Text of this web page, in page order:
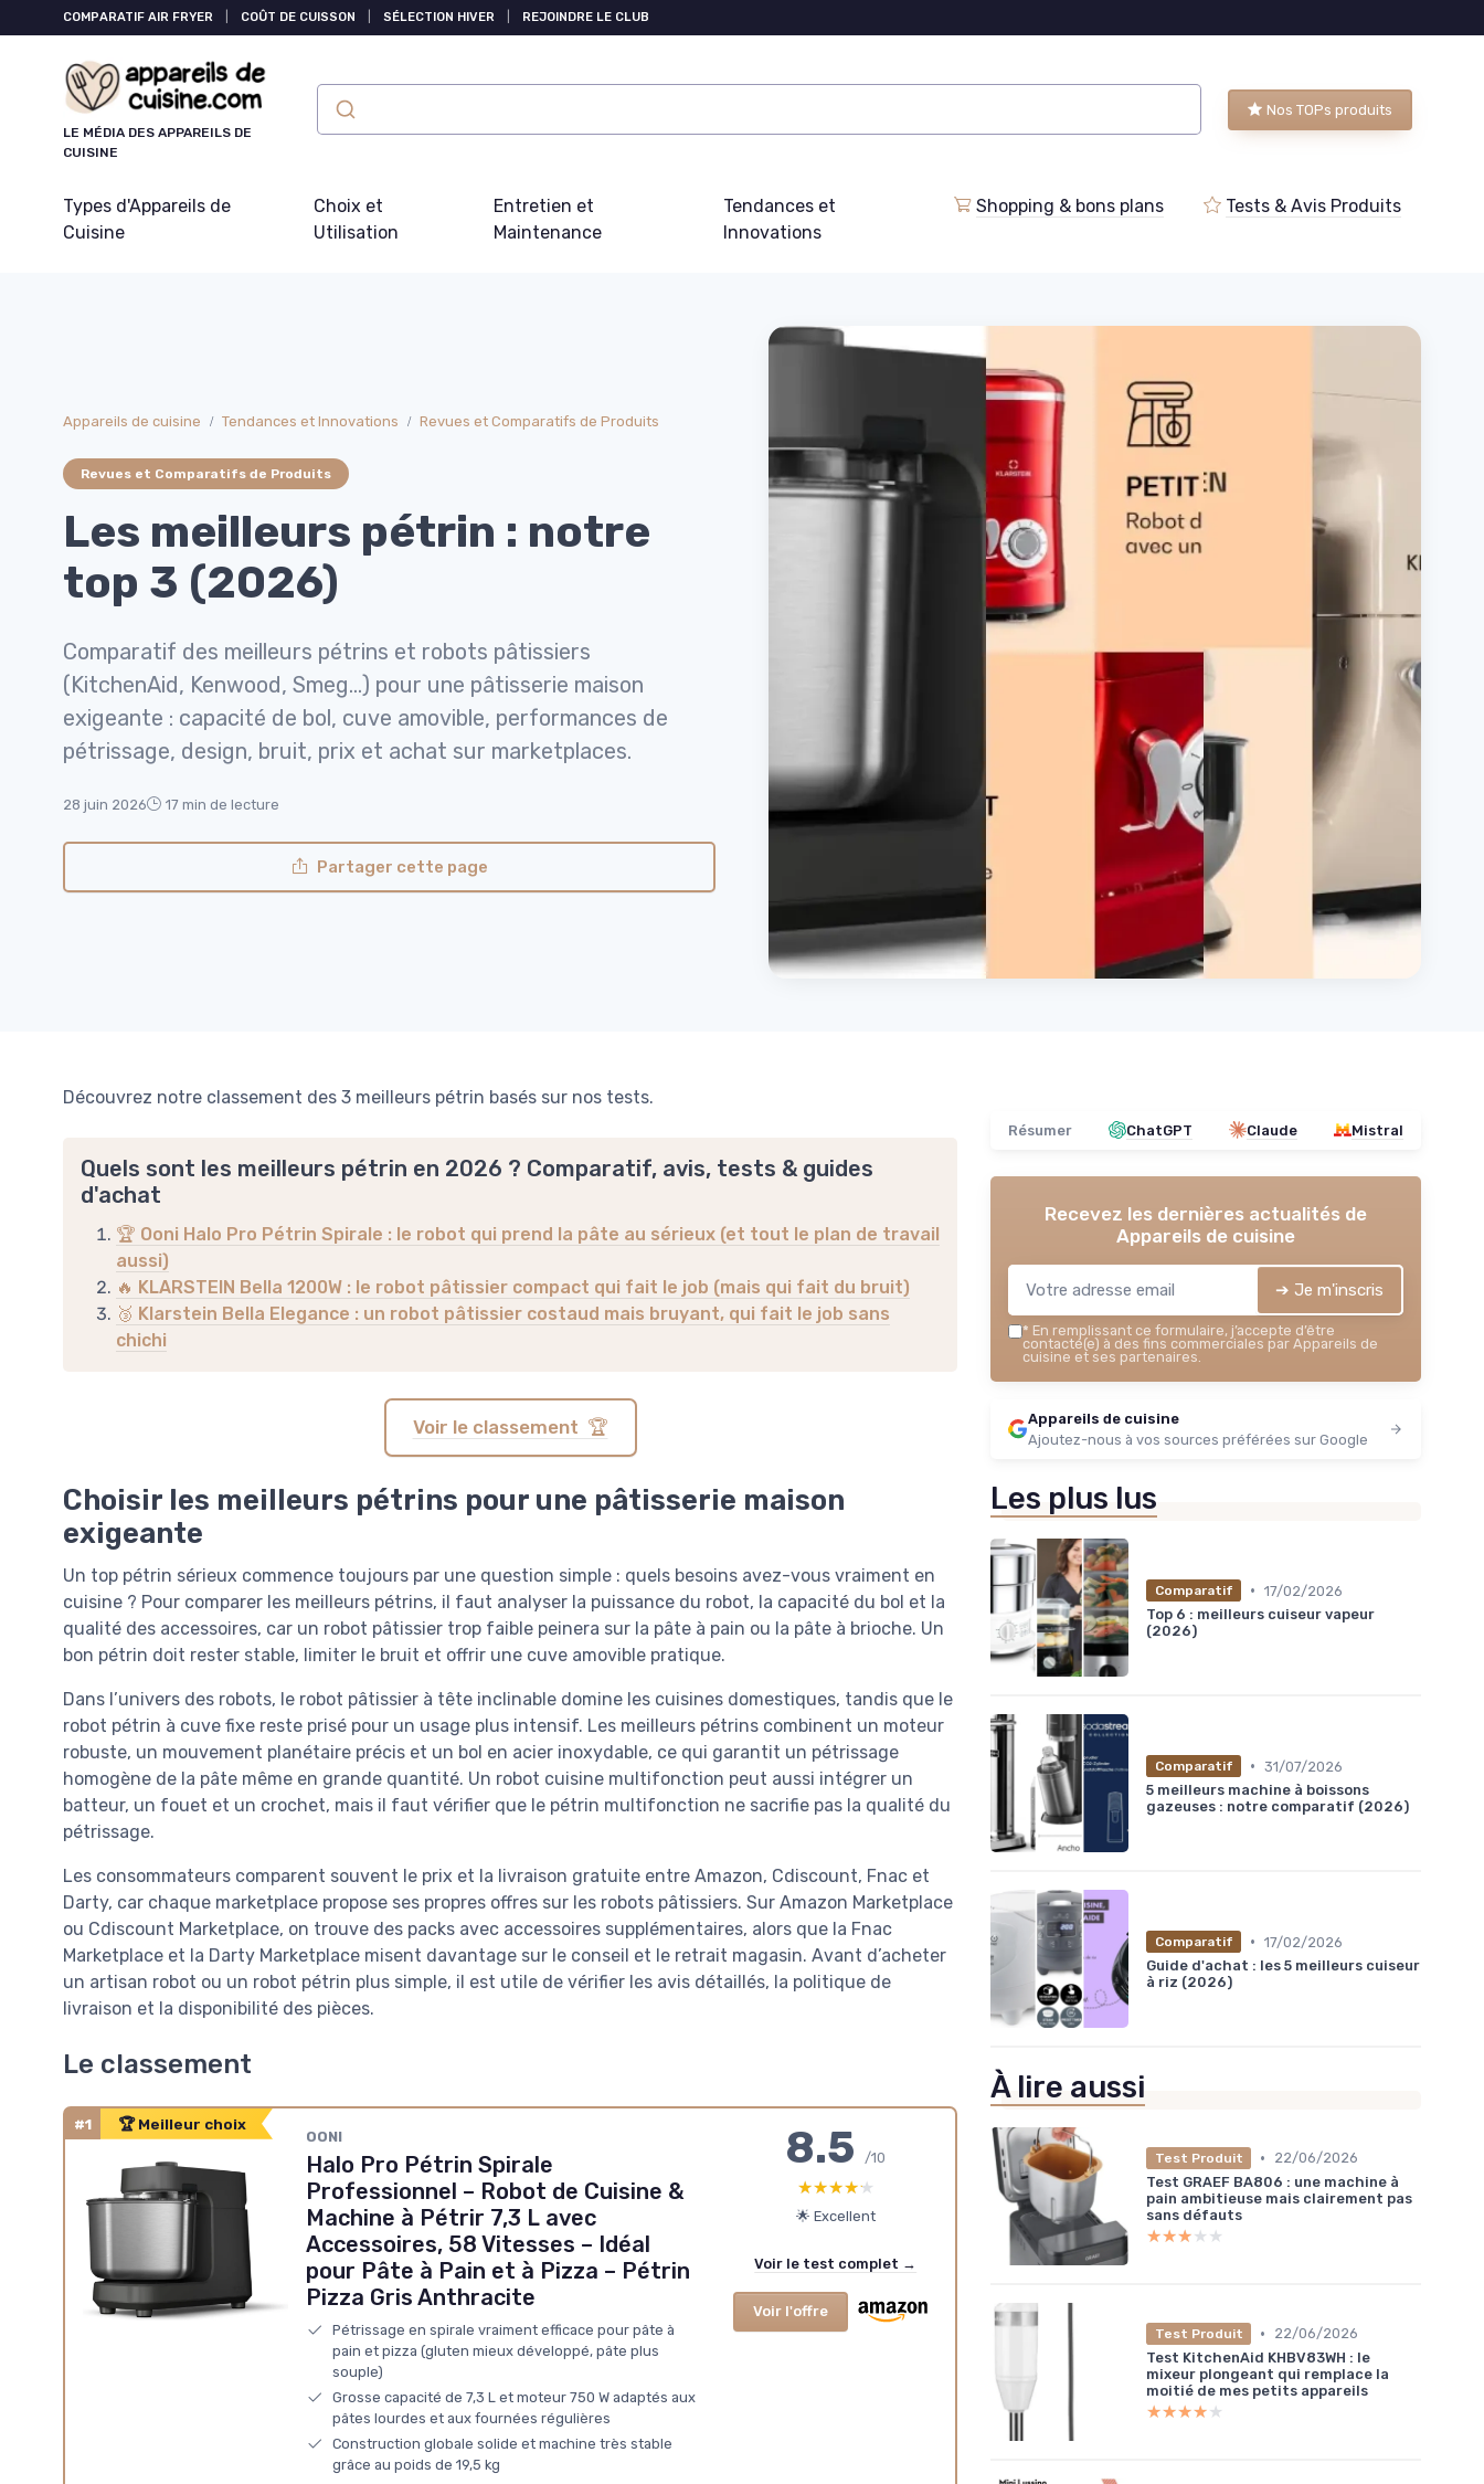
COMPARATIF AIR FRYER COÛT DE CUISSON SÉLECTION HIVER REJOINDRE LE CLUB
LE MÉDIA DES APPAREILS DE
CUISINE
Nos TOPs produits
Types d'Appareils de
Cuisine
Choix et
Utilisation
Entretien et
Maintenance
Tendances et
Innovations
Shopping & bons plans Tests & Avis Produits
Appareils de cuisine Tendances et Innovations Revues et Comparatifs de Produits
Revues et Comparatifs de Produits
Les meilleurs pétrin : notre
top 3 (2026)
Comparatif des meilleurs pétrins et robots pâtissiers
(KitchenAid, Kenwood, Smeg…) pour une pâtisserie maison
exigeante : capacité de bol, cuve amovible, performances de
pétrissage, design, bruit, prix et achat sur marketplaces.
28 juin 2026 17 min de lecture
Partager cette page
Découvrez notre classement des 3 meilleurs pétrin basés sur nos tests.
Quels sont les meilleurs pétrin en 2026 ? Comparatif, avis, tests & guides
d'achat
🏆 Ooni Halo Pro Pétrin Spirale : le robot qui prend la pâte au sérieux (et tout le plan de travail
aussi)
🔥 KLARSTEIN Bella 1200W : le robot pâtissier compact qui fait le job (mais qui fait du bruit)
🥉 Klarstein Bella Elegance : un robot pâtissier costaud mais bruyant, qui fait le job sans
chichi
Voir le classement 🏆
Choisir les meilleurs pétrins pour une pâtisserie maison
exigeante
Un top pétrin sérieux commence toujours par une question simple : quels besoins avez-vous vraiment en
cuisine ? Pour comparer les meilleurs pétrins, il faut analyser la puissance du robot, la capacité du bol et la
qualité des accessoires, car un robot pâtissier trop faible peinera sur la pâte à pain ou la pâte à brioche. Un
bon pétrin doit rester stable, limiter le bruit et offrir une cuve amovible pratique.
Dans l’univers des robots, le robot pâtissier à tête inclinable domine les cuisines domestiques, tandis que le
robot pétrin à cuve fixe reste prisé pour un usage plus intensif. Les meilleurs pétrins combinent un moteur
robuste, un mouvement planétaire précis et un bol en acier inoxydable, ce qui garantit un pétrissage
homogène de la pâte même en grande quantité. Un robot cuisine multifonction peut aussi intégrer un
batteur, un fouet et un crochet, mais il faut vérifier que le pétrin multifonction ne sacrifie pas la qualité du
pétrissage.
Les consommateurs comparent souvent le prix et la livraison gratuite entre Amazon, Cdiscount, Fnac et
Darty, car chaque marketplace propose ses propres offres sur les robots pâtissiers. Sur Amazon Marketplace
ou Cdiscount Marketplace, on trouve des packs avec accessoires supplémentaires, alors que la Fnac
Marketplace et la Darty Marketplace misent davantage sur le conseil et le retrait magasin. Avant d’acheter
un artisan robot ou un robot pétrin plus simple, il est utile de vérifier les avis détaillés, la politique de
livraison et la disponibilité des pièces.
Le classement
#1 🏆 Meilleur choix
‎OONI
Halo Pro Pétrin Spirale
Professionnel – Robot de Cuisine &
Machine à Pétrir 7,3 L avec
Accessoires, 58 Vitesses – Idéal
pour Pâte à Pain et à Pizza – Pétrin
Pizza Gris Anthracite
Pétrissage en spirale vraiment efficace pour pâte à
pain et pizza (gluten mieux développé, pâte plus
souple)
Grosse capacité de 7,3 L et moteur 750 W adaptés aux
pâtes lourdes et aux fournées régulières
Construction globale solide et machine très stable
grâce au poids de 19,5 kg
8.5/10
★★★★★
★★★★★
🌟 Excellent
Voir le test complet →
Voir l'offre
Résumer ChatGPT Claude Mistral
Recevez les dernières actualités de
Appareils de cuisine
➔ Je m'inscris
* En remplissant ce formulaire, j’accepte d’être
contacté(e) à des fins commerciales par Appareils de
cuisine et ses partenaires.
Appareils de cuisine
Ajoutez-nous à vos sources préférées sur Google
Les plus lus
Comparatif • 17/02/2026
Top 6 : meilleurs cuiseur vapeur
(2026)
Comparatif • 31/07/2026
5 meilleurs machine à boissons
gazeuses : notre comparatif (2026)
Comparatif • 17/02/2026
Guide d'achat : les 5 meilleurs cuiseur
à riz (2026)
À lire aussi
Test Produit •
22/06/2026
Test GRAEF BA806 : une machine à
pain ambitieuse mais clairement pas
sans défauts
★★★★★
★★★★★
Test Produit •
22/06/2026
Test KitchenAid KHBV83WH : le
mixeur plongeant qui remplace la
moitié de mes petits appareils
★★★★★
★★★★★
Panneau de gestion des cookies